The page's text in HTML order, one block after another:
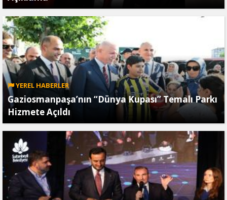
YEREL HABERLER
Gaziosmanpaşa’nın “Dünya Kupası” Temalı Parkı
Hizmete Açıldı